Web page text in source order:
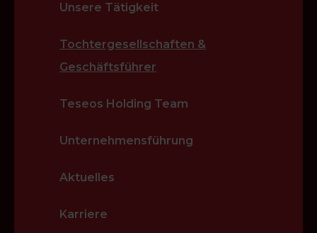
Unsere Tätigkeit
Tochtergesellschaften &
Geschäftsführer
Teseos Holding Team
Unternehmensführung
Aktuelles
Karriere